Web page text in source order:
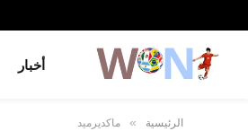
أخبار
الرئيسية » ماكديرميد